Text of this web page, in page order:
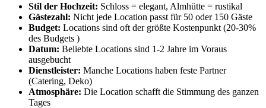
Stil der Hochzeit: Schloss = elegant, Almhütte = rustikal
Gästezahl: Nicht jede Location passt für 50 oder 150 Gäste
Budget: Locations sind oft der größte Kostenpunkt (20-30%
des Budgets )
Datum: Beliebte Locations sind 1-2 Jahre im Voraus
ausgebucht
Dienstleister: Manche Locations haben feste Partner
(Catering, Deko)
Atmosphäre: Die Location schafft die Stimmung des ganzen
Tages